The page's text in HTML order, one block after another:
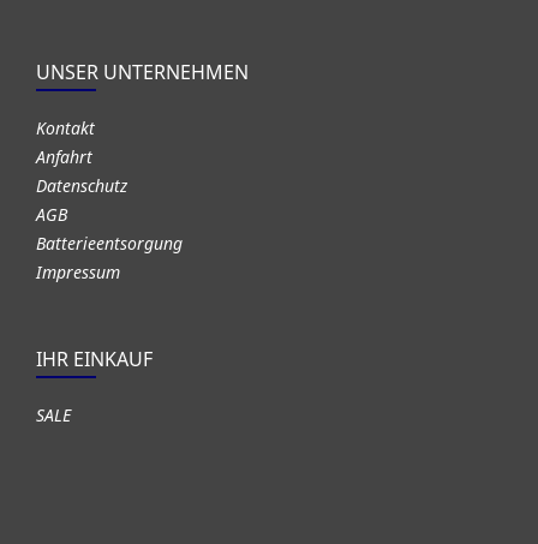
UNSER UNTERNEHMEN
Kontakt
Anfahrt
Datenschutz
AGB
Batterieentsorgung
Impressum
IHR EINKAUF
SALE